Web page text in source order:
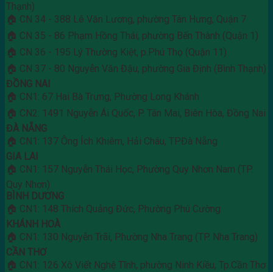
Thạnh)
🏠 CN 34 - 388 Lê Văn Lương, phường Tân Hưng, Quận 7
🏠 CN 35 - 86 Phạm Hồng Thái, phường Bến Thành (Quận 1)
🏠 CN 36 - 195 Lý Thường Kiệt, p.Phú Thọ (Quận 11)
🏠 CN 37 - 80 Nguyễn Văn Đậu, phường Gia Định (Bình Thạnh)
ĐỒNG NAI
🏠 CN1: 67 Hai Bà Trưng, Phường Long Khánh
🏠 CN2: 1491 Nguyễn Ái Quốc, P. Tân Mai, Biên Hòa, Đồng Nai
ĐÀ NẴNG
🏠 CN1: 137 Ông Ích Khiêm, Hải Châu, TP.Đà Nẵng
GIA LAI
🏠 CN1: 157 Nguyễn Thái Học, Phường Quy Nhơn Nam (TP.
Quy Nhơn)
BÌNH DƯƠNG
🏠 CN1: 148 Thích Quảng Đức, Phường Phú Cường
KHÁNH HOÀ
🏠 CN1: 130 Nguyễn Trãi, Phường Nha Trang (TP. Nha Trang)
CẦN THƠ
🏠 CN1: 126 Xô Viết Nghệ Tĩnh, phường Ninh Kiều, Tp.Cần Thơ